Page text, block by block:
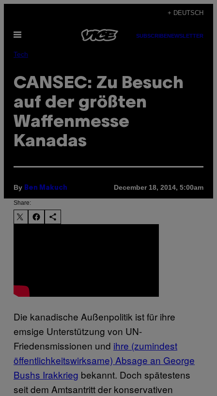
content
+ DEUTSCH
Open
SUBSCRIBENEWSLETTER
Tech
CANSEC: Zu Besuch
auf der größten
Waffenmesse
Kanadas
By Ben Makuch December 18, 2014, 5:00am
Share:
Die kanadische Außenpolitik ist für ihre
emsige Unterstützung von UN-
Friedensmissionen und ​ihre (zumindest
öffentlichkeitswirksame) Absage an George
Bushs Irakkrieg bekannt. Doch spätestens
seit dem Amtsantritt der konservativen